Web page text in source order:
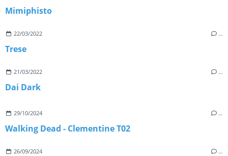
Mimiphisto
22/03/2022 …
Trese
21/03/2022 …
Dai Dark
29/10/2024 …
Walking Dead - Clementine T02
26/09/2024 …